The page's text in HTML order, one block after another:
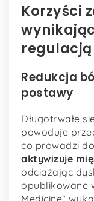
Korzyści
Redukcja
postawy
Długotrwałe
powoduje
co prowadzi
aktywizuje
odciążając
opublikowane